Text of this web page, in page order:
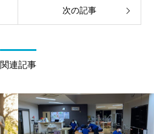
次の記事
関連記事